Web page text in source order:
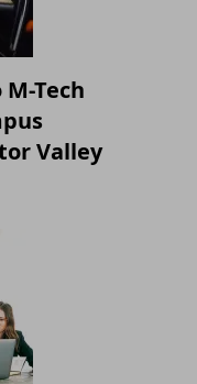
Tech
Valley